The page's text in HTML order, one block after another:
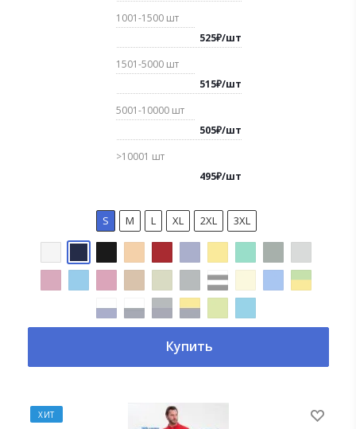
1001-1500 шт
525₽/шт
1501-5000 шт
515₽/шт
5001-10000 шт
505₽/шт
>10001 шт
495₽/шт
S M L XL 2XL 3XL
Купить
ХИТ